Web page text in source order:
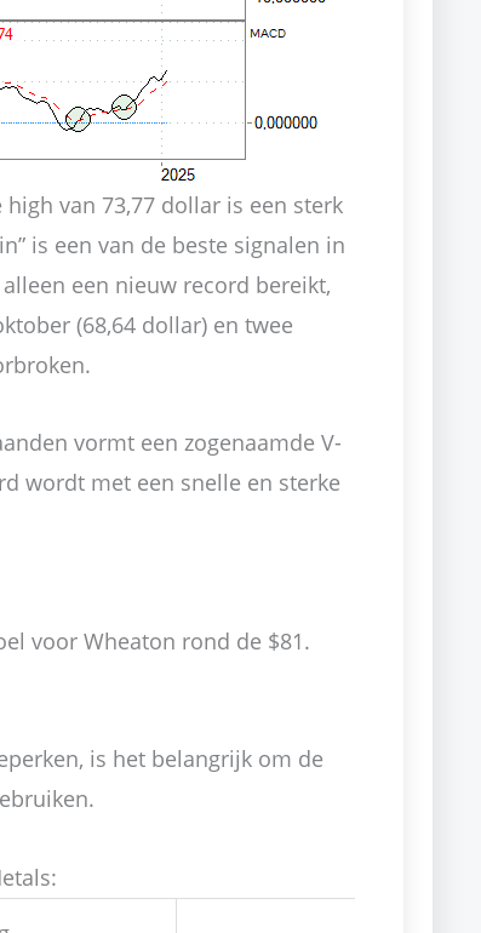
van 73,77 dollar is een sterk
is een van de beste signalen in
een nieuw record bereikt,
(68,64 dollar) en twee
vormt een zogenaamde V-
wordt met een snelle en sterke
voor Wheaton rond de $81.
is het belangrijk om de